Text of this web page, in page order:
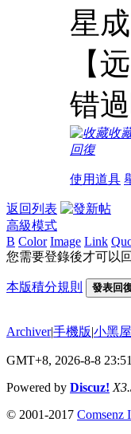
星
【
错
收
回復
使用道具
返回列表
高級模式
B Color Image Link
您需要登錄後才可以
本版積分規則 發表回
Archiver|手機版|小黑屋
GMT+8, 2026-8-8 23:51
Powered by Discuz!
© 2001-2017 Comsenz